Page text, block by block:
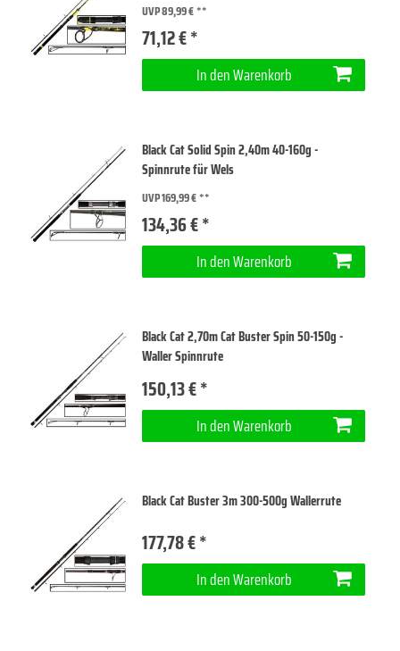
UVP 89,99 €
71,12 € *
In den Warenkorb
Black Cat Solid Spin 2,40m 40-160g -
Spinnrute für Wels
UVP 169,99 €
134,36 € *
In den Warenkorb
Black Cat 2,70m Cat Buster Spin 50-150g -
Waller Spinnrute
150,13 € *
In den Warenkorb
Black Cat Buster 3m 300-500g Wallerrute
177,78 € *
In den Warenkorb